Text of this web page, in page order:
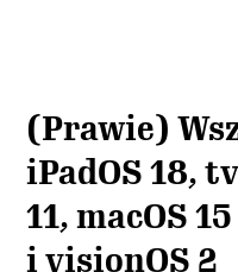
(Prawie)
iPadOS 18,
11, macOS
i visionOS 2